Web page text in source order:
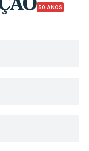
50 ANOS